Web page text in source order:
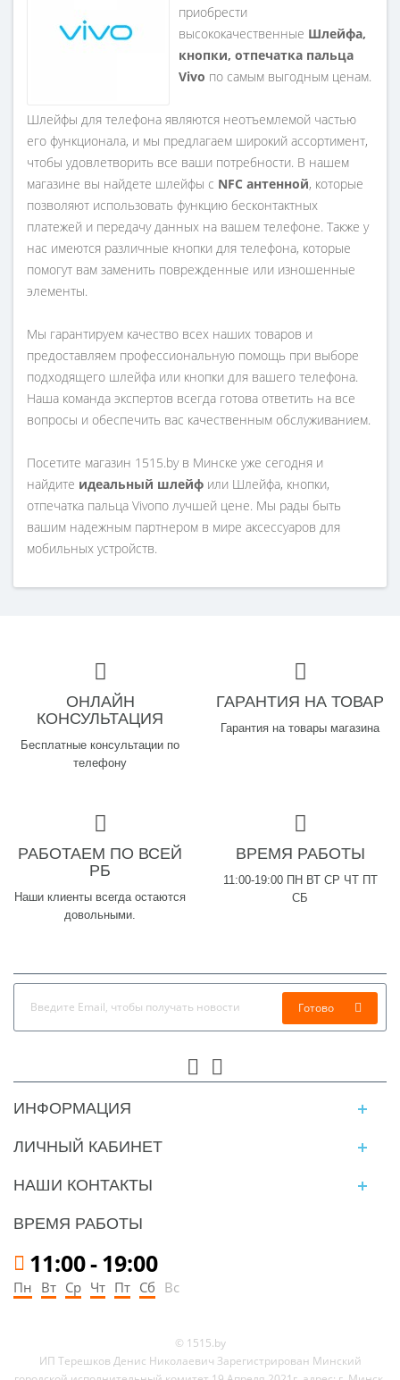
приобрести
высококачественные Шлейфа,
кнопки, отпечатка пальца
Vivo по самым выгодным ценам.
Шлейфы для телефона являются неотъемлемой частью
его функционала, и мы предлагаем широкий ассортимент,
чтобы удовлетворить все ваши потребности. В нашем
магазине вы найдете шлейфы с NFC антенной, которые
позволяют использовать функцию бесконтактных
платежей и передачу данных на вашем телефоне. Также у
нас имеются различные кнопки для телефона, которые
помогут вам заменить поврежденные или изношенные
элементы.
Мы гарантируем качество всех наших товаров и
предоставляем профессиональную помощь при выборе
подходящего шлейфа или кнопки для вашего телефона.
Наша команда экспертов всегда готова ответить на все
вопросы и обеспечить вас качественным обслуживанием.
Посетите магазин 1515.by в Минске уже сегодня и
найдите идеальный шлейф или Шлейфа, кнопки,
отпечатка пальца Vivoпо лучшей цене. Мы рады быть
вашим надежным партнером в мире аксессуаров для
мобильных устройств.
ОНЛАЙН
КОНСУЛЬТАЦИЯ
Бесплатные консультации по
телефону
ГАРАНТИЯ НА ТОВАР
Гарантия на товары магазина
РАБОТАЕМ ПО ВСЕЙ
РБ
Наши клиенты всегда остаются
довольными.
ВРЕМЯ РАБОТЫ
11:00-19:00 ПН ВТ СР ЧТ ПТ
СБ
Готово
ИНФОРМАЦИЯ
ЛИЧНЫЙ КАБИНЕТ
НАШИ КОНТАКТЫ
ВРЕМЯ РАБОТЫ
11:00-19:00
Пн Вт Ср Чт Пт Сб Вс
© 1515.by
ИП Терешков Денис Николаевич Зарегистрирован Минский